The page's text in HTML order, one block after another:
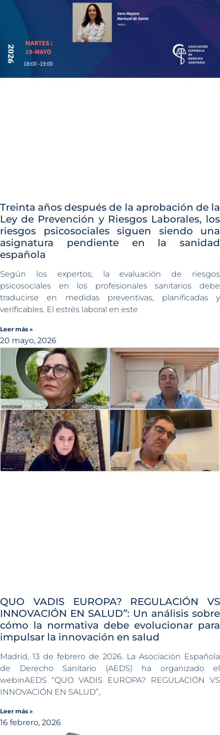
Treinta años después de la aprobación de la
Ley de Prevención y Riesgos Laborales, los
riesgos psicosociales siguen siendo una
asignatura pendiente en la sanidad
española
Según los expertos, la evaluación de riesgos
psicosociales en los profesionales sanitarios debe
traducirse en medidas preventivas, planificadas y
verificables. El estrés laboral en este
Leer más »
20 mayo, 2026
QUO VADIS EUROPA? REGULACIÓN VS
INNOVACIÓN EN SALUD”: Un análisis sobre
cómo la normativa debe evolucionar para
impulsar la innovación en salud
Madrid, 13 de febrero de 2026. La Asociación Española
de Derecho Sanitario (AEDS) ha organizado el
webinAEDS “QUO VADIS EUROPA? REGULACIÓN VS
INNOVACIÓN EN SALUD”,
Leer más »
16 febrero, 2026